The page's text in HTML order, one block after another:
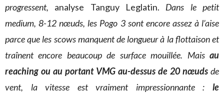
progressent, analyse Tanguy Leglatin. Dans le petit
medium, 8-12 nœuds, les Pogo 3 sont encore assez à l’aise
parce que les scows manquent de longueur à la flottaison et
traînent encore beaucoup de surface mouillée. Mais au
reaching ou au portant VMG au-dessus de 20 nœuds de
vent, la vitesse est vraiment impressionnante : le